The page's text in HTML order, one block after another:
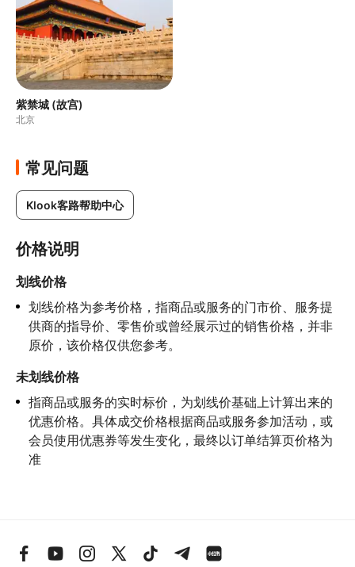
紫禁城 (故宫)
北京
常见问题
Klook客路帮助中心
价格说明
划线价格
划线价格为参考价格，指商品或服务的门市价、服务提
供商的指导价、零售价或曾经展示过的销售价格，并非
原价，该价格仅供您参考。
未划线价格
指商品或服务的实时标价，为划线价基础上计算出来的
优惠价格。具体成交价格根据商品或服务参加活动，或
会员使用优惠券等发生变化，最终以订单结算页价格为
准